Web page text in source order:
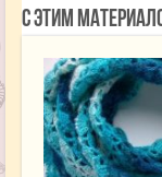
С этим